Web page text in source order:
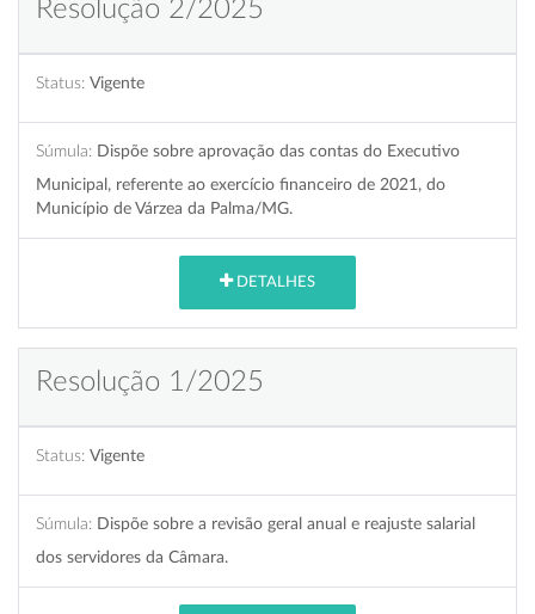
Resolução 2/2025
Status: Vigente
Súmula: Dispõe sobre aprovação das contas do Executivo
Municipal, referente ao exercício financeiro de 2021, do
Município de Várzea da Palma/MG.
DETALHES
Resolução 1/2025
Status: Vigente
Súmula: Dispõe sobre a revisão geral anual e reajuste salarial
dos servidores da Câmara.